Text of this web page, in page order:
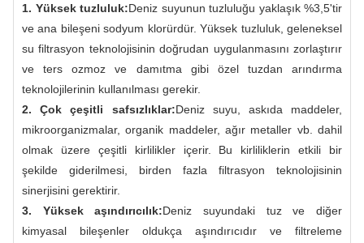
1. Yüksek tuzluluk:Deniz suyunun tuzluluğu yaklaşık %3,5'tir
ve ana bileşeni sodyum klorürdür. Yüksek tuzluluk, geleneksel
su filtrasyon teknolojisinin doğrudan uygulanmasını zorlaştırır
ve ters ozmoz ve damıtma gibi özel tuzdan arındırma
teknolojilerinin kullanılması gerekir.
2. Çok çeşitli safsızlıklar:Deniz suyu, askıda maddeler,
mikroorganizmalar, organik maddeler, ağır metaller vb. dahil
olmak üzere çeşitli kirlilikler içerir. Bu kirliliklerin etkili bir
şekilde giderilmesi, birden fazla filtrasyon teknolojisinin
sinerjisini gerektirir.
3. Yüksek aşındırıcılık:Deniz suyundaki tuz ve diğer
kimyasal bileşenler oldukça aşındırıcıdır ve filtreleme